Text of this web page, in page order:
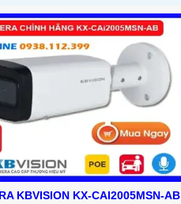
KBVISION KX-CAI2005MSN-AB